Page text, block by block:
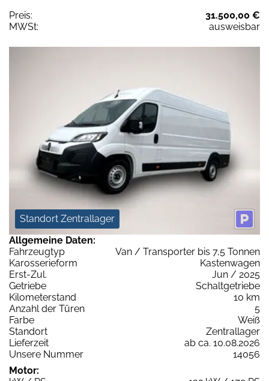
Preis:
31.500,00 €
MWSt:
ausweisbar
Standort Zentrallager
Allgemeine Daten:
Fahrzeugtyp
Van / Transporter bis 7,5 Tonnen
Karosserieform
Kastenwagen
Erst-Zul.
Jun / 2025
Getriebe
Schaltgetriebe
Kilometerstand
10 km
Anzahl der Türen
5
Farbe
Weiß
Standort
Zentrallager
Lieferzeit
ab ca. 10.08.2026
Unsere Nummer
14056
Motor: